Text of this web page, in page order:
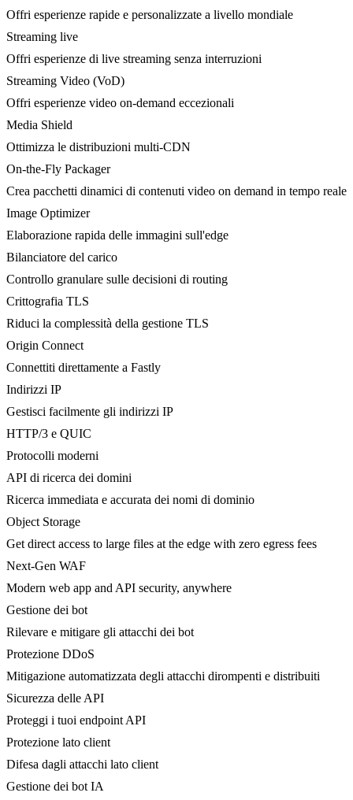
Offri esperienze rapide e personalizzate a livello mondiale
Streaming live
Offri esperienze di live streaming senza interruzioni
Streaming Video (VoD)
Offri esperienze video on-demand eccezionali
Media Shield
Ottimizza le distribuzioni multi-CDN
On-the-Fly Packager
Crea pacchetti dinamici di contenuti video on demand in tempo reale
Image Optimizer
Elaborazione rapida delle immagini sull'edge
Bilanciatore del carico
Controllo granulare sulle decisioni di routing
Crittografia TLS
Riduci la complessità della gestione TLS
Origin Connect
Connettiti direttamente a Fastly
Indirizzi IP
Gestisci facilmente gli indirizzi IP
HTTP/3 e QUIC
Protocolli moderni
API di ricerca dei domini
Ricerca immediata e accurata dei nomi di dominio
Object Storage
Get direct access to large files at the edge with zero egress fees
Next-Gen WAF
Modern web app and API security, anywhere
Gestione dei bot
Rilevare e mitigare gli attacchi dei bot
Protezione DDoS
Mitigazione automatizzata degli attacchi dirompenti e distribuiti
Sicurezza delle API
Proteggi i tuoi endpoint API
Protezione lato client
Difesa dagli attacchi lato client
Gestione dei bot IA